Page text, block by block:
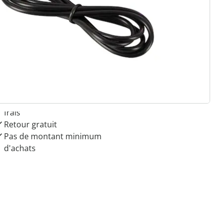
Paiement sur facture sans
frais
Retour gratuit
Pas de montant minimum
d'achats